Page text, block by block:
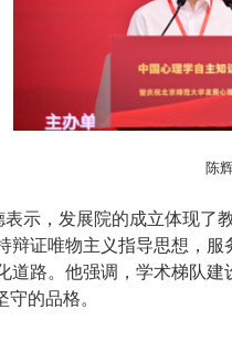
陈
示，发展院的成立体现了
辩证唯物主义指导思想，
道路。他强调，学术梯队
的品格。